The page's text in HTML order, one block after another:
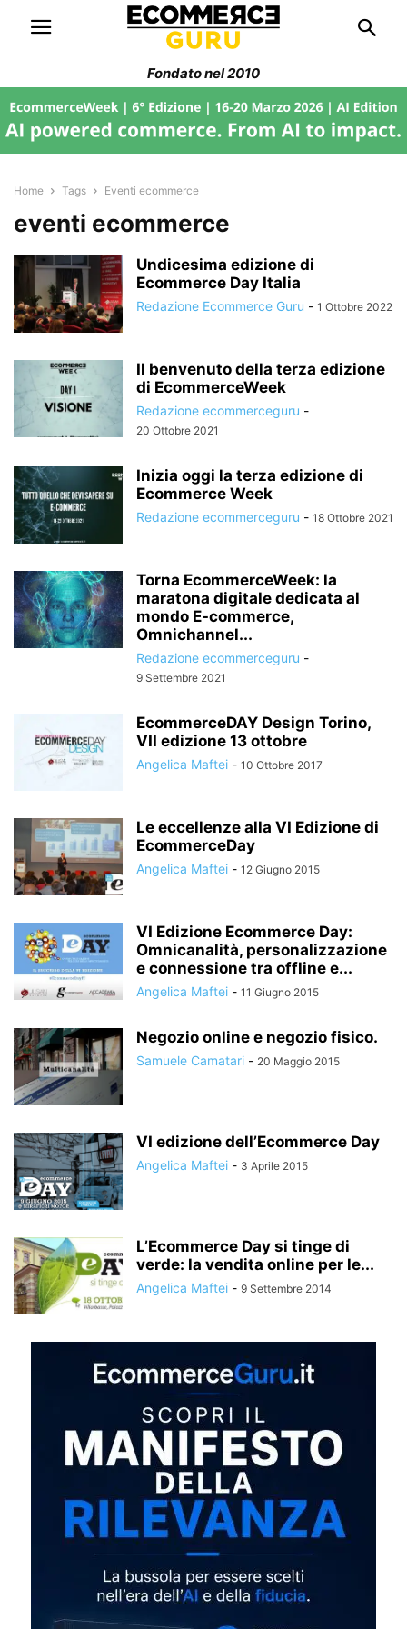
Fondato nel 2010
Home Tags Eventi ecommerce
eventi ecommerce
Undicesima edizione di
Ecommerce Day Italia
Redazione Ecommerce Guru - 1 Ottobre 2022
Il benvenuto della terza edizione
di EcommerceWeek
Redazione ecommerceguru -
20 Ottobre 2021
Inizia oggi la terza edizione di
Ecommerce Week
Redazione ecommerceguru - 18 Ottobre 2021
Torna EcommerceWeek: la
maratona digitale dedicata al
mondo E-commerce,
Omnichannel...
Redazione ecommerceguru -
9 Settembre 2021
EcommerceDAY Design Torino,
VII edizione 13 ottobre
Angelica Maftei - 10 Ottobre 2017
Le eccellenze alla VI Edizione di
EcommerceDay
Angelica Maftei - 12 Giugno 2015
VI Edizione Ecommerce Day:
Omnicanalità, personalizzazione
e connessione tra offline e...
Angelica Maftei - 11 Giugno 2015
Negozio online e negozio fisico.
Samuele Camatari - 20 Maggio 2015
VI edizione dell’Ecommerce Day
Angelica Maftei - 3 Aprile 2015
L’Ecommerce Day si tinge di
verde: la vendita online per le...
Angelica Maftei - 9 Settembre 2014